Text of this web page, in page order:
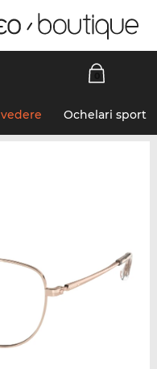
Ochelari sport